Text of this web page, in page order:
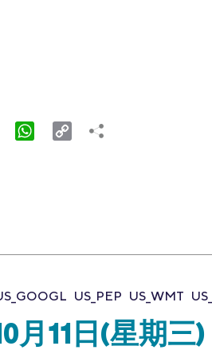
LinkedIn WhatsApp
Copy
US_PEP US_WMT
月11日(星期三)